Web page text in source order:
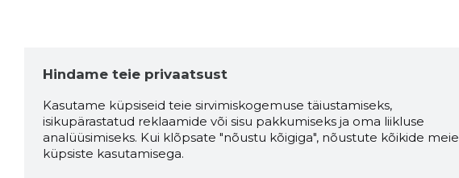
Allikas:google.com
Hindame teie privaatsust
Kasutame küpsiseid teie sirvimiskogemuse täiustamiseks,
isikupärastatud reklaamide või sisu pakkumiseks ja oma liikluse
analüüsimiseks. Kui klõpsate "nõustu kõigiga", nõustute kõikide meie
küpsiste kasutamisega.